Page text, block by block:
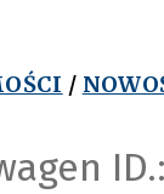
/